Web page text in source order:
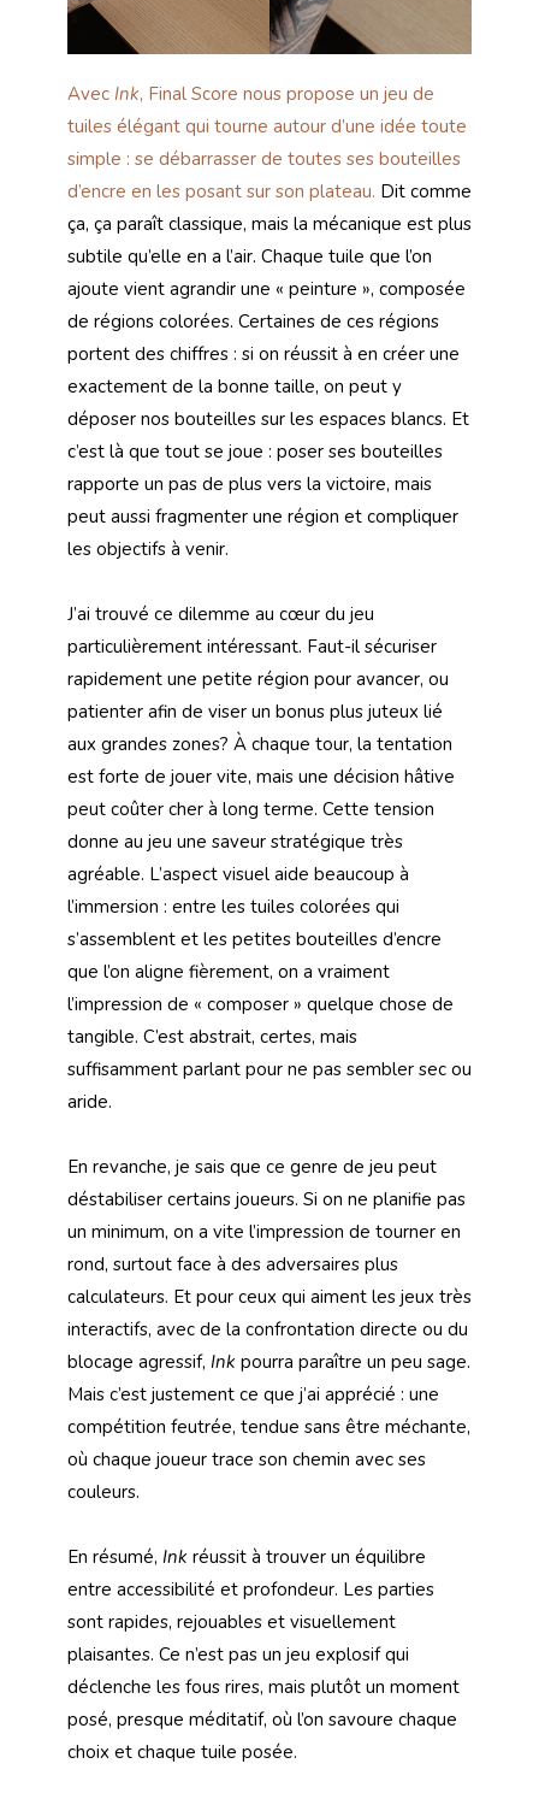
Avec Ink, Final Score nous propose un jeu de
tuiles élégant qui tourne autour d’une idée toute
simple : se débarrasser de toutes ses bouteilles
d’encre en les posant sur son plateau. Dit comme
ça, ça paraît classique, mais la mécanique est plus
subtile qu’elle en a l’air. Chaque tuile que l’on
ajoute vient agrandir une « peinture », composée
de régions colorées. Certaines de ces régions
portent des chiffres : si on réussit à en créer une
exactement de la bonne taille, on peut y
déposer nos bouteilles sur les espaces blancs. Et
c’est là que tout se joue : poser ses bouteilles
rapporte un pas de plus vers la victoire, mais
peut aussi fragmenter une région et compliquer
les objectifs à venir.
J’ai trouvé ce dilemme au cœur du jeu
particulièrement intéressant. Faut-il sécuriser
rapidement une petite région pour avancer, ou
patienter afin de viser un bonus plus juteux lié
aux grandes zones? À chaque tour, la tentation
est forte de jouer vite, mais une décision hâtive
peut coûter cher à long terme. Cette tension
donne au jeu une saveur stratégique très
agréable. L’aspect visuel aide beaucoup à
l’immersion : entre les tuiles colorées qui
s’assemblent et les petites bouteilles d’encre
que l’on aligne fièrement, on a vraiment
l’impression de « composer » quelque chose de
tangible. C’est abstrait, certes, mais
suffisamment parlant pour ne pas sembler sec ou
aride.
En revanche, je sais que ce genre de jeu peut
déstabiliser certains joueurs. Si on ne planifie pas
un minimum, on a vite l’impression de tourner en
rond, surtout face à des adversaires plus
calculateurs. Et pour ceux qui aiment les jeux très
interactifs, avec de la confrontation directe ou du
blocage agressif, Ink pourra paraître un peu sage.
Mais c’est justement ce que j’ai apprécié : une
compétition feutrée, tendue sans être méchante,
où chaque joueur trace son chemin avec ses
couleurs.
En résumé, Ink réussit à trouver un équilibre
entre accessibilité et profondeur. Les parties
sont rapides, rejouables et visuellement
plaisantes. Ce n’est pas un jeu explosif qui
déclenche les fous rires, mais plutôt un moment
posé, presque méditatif, où l’on savoure chaque
choix et chaque tuile posée.